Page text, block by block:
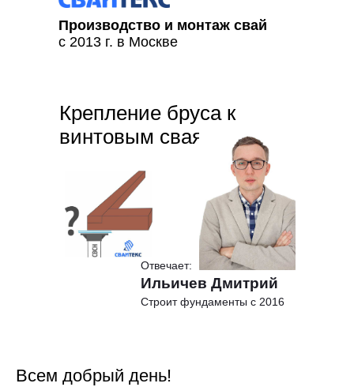
Производство и монтаж свай
с 2013 г. в Москве
Крепление бруса к
винтовым сваям
Ильичев Дмитрий
Отвечает:
Строит фундаменты с 2016
Всем добрый день!